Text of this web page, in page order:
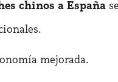
chinos a España
mejorada.